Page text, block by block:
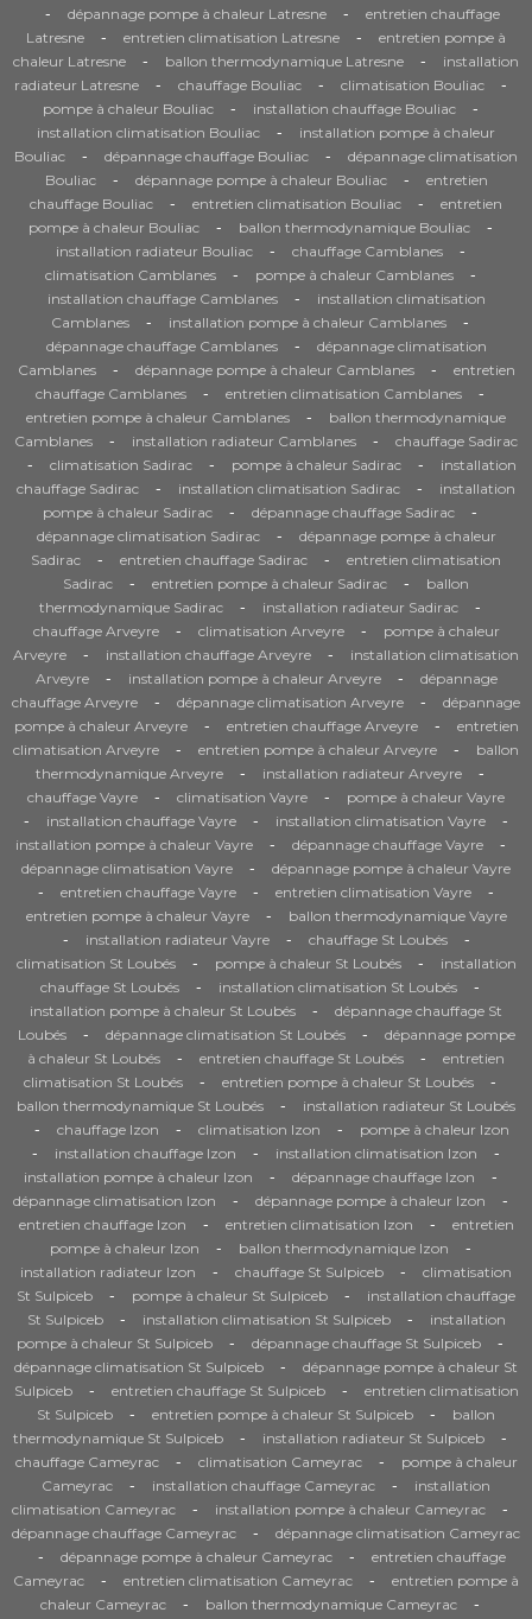
- dépannage pompe à chaleur Latresne -
entretien chauffage
Latresne
- entretien climatisation Latresne -
entretien pompe à
chaleur Latresne
- ballon thermodynamique Latresne -
installation
radiateur Latresne
- chauffage Bouliac - climatisation Bouliac -
pompe à chaleur Bouliac - installation chauffage Bouliac -
installation climatisation Bouliac -
installation pompe à chaleur
Bouliac
- dépannage chauffage Bouliac -
dépannage climatisation
Bouliac
- dépannage pompe à chaleur Bouliac -
entretien
chauffage Bouliac
- entretien climatisation Bouliac -
entretien
pompe à chaleur Bouliac
- ballon thermodynamique Bouliac -
installation radiateur Bouliac - chauffage Camblanes -
climatisation Camblanes - pompe à chaleur Camblanes -
installation chauffage Camblanes -
installation climatisation
Camblanes
- installation pompe à chaleur Camblanes -
dépannage chauffage Camblanes -
dépannage climatisation
Camblanes
- dépannage pompe à chaleur Camblanes -
entretien
chauffage Camblanes
- entretien climatisation Camblanes -
entretien pompe à chaleur Camblanes -
ballon thermodynamique
Camblanes
- installation radiateur Camblanes - chauffage Sadirac
- climatisation Sadirac - pompe à chaleur Sadirac -
installation
chauffage Sadirac
- installation climatisation Sadirac -
installation
pompe à chaleur Sadirac
- dépannage chauffage Sadirac -
dépannage climatisation Sadirac -
dépannage pompe à chaleur
Sadirac
- entretien chauffage Sadirac -
entretien climatisation
Sadirac
- entretien pompe à chaleur Sadirac -
ballon
thermodynamique Sadirac
- installation radiateur Sadirac -
chauffage Arveyre - climatisation Arveyre -
pompe à chaleur
Arveyre
- installation chauffage Arveyre -
installation climatisation
Arveyre
- installation pompe à chaleur Arveyre -
dépannage
chauffage Arveyre
- dépannage climatisation Arveyre -
dépannage
pompe à chaleur Arveyre
- entretien chauffage Arveyre -
entretien
climatisation Arveyre
- entretien pompe à chaleur Arveyre -
ballon
thermodynamique Arveyre
- installation radiateur Arveyre -
chauffage Vayre - climatisation Vayre - pompe à chaleur Vayre
- installation chauffage Vayre - installation climatisation Vayre -
installation pompe à chaleur Vayre - dépannage chauffage Vayre -
dépannage climatisation Vayre - dépannage pompe à chaleur Vayre
- entretien chauffage Vayre - entretien climatisation Vayre -
entretien pompe à chaleur Vayre - ballon thermodynamique Vayre
- installation radiateur Vayre - chauffage St Loubés -
climatisation St Loubés - pompe à chaleur St Loubés -
installation
chauffage St Loubés
- installation climatisation St Loubés -
installation pompe à chaleur St Loubés -
dépannage chauffage St
Loubés
- dépannage climatisation St Loubés -
dépannage pompe
à chaleur St Loubés
- entretien chauffage St Loubés -
entretien
climatisation St Loubés
- entretien pompe à chaleur St Loubés -
ballon thermodynamique St Loubés - installation radiateur St Loubés
- chauffage Izon - climatisation Izon - pompe à chaleur Izon
- installation chauffage Izon - installation climatisation Izon -
installation pompe à chaleur Izon - dépannage chauffage Izon -
dépannage climatisation Izon - dépannage pompe à chaleur Izon -
entretien chauffage Izon - entretien climatisation Izon -
entretien
pompe à chaleur Izon
- ballon thermodynamique Izon -
installation radiateur Izon - chauffage St Sulpiceb -
climatisation
St Sulpiceb
- pompe à chaleur St Sulpiceb -
installation chauffage
St Sulpiceb
- installation climatisation St Sulpiceb -
installation
pompe à chaleur St Sulpiceb
- dépannage chauffage St Sulpiceb -
dépannage climatisation St Sulpiceb -
dépannage pompe à chaleur St
Sulpiceb
- entretien chauffage St Sulpiceb -
entretien climatisation
St Sulpiceb
- entretien pompe à chaleur St Sulpiceb -
ballon
thermodynamique St Sulpiceb
- installation radiateur St Sulpiceb -
chauffage Cameyrac - climatisation Cameyrac -
pompe à chaleur
Cameyrac
- installation chauffage Cameyrac -
installation
climatisation Cameyrac
- installation pompe à chaleur Cameyrac -
dépannage chauffage Cameyrac - dépannage climatisation Cameyrac
- dépannage pompe à chaleur Cameyrac -
entretien chauffage
Cameyrac
- entretien climatisation Cameyrac -
entretien pompe à
chaleur Cameyrac
- ballon thermodynamique Cameyrac -